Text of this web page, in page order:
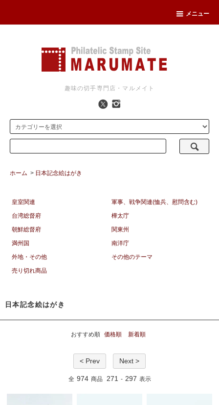
メニュー
趣味の切手専門店・マルメイト
ホーム > 日本記念絵はがき
皇室関連
軍事、戦争関連(恤兵、慰問含む)
台湾総督府
樺太庁
朝鮮総督府
関東州
満州国
南洋庁
外地・その他
その他のテーマ
売り切れ商品
日本記念絵はがき
おすすめ順 価格順 新着順
< Prev Next >
全 974 商品 271 - 297 表示